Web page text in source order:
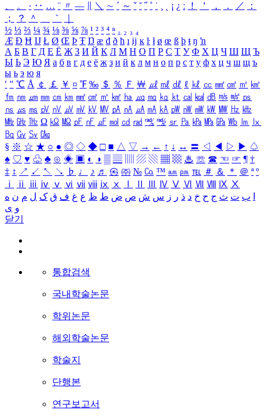
、
。 · ‥ … ¨ 〃 ― ＼ ∼ ´ ～ ˇ ˘ ˝ ˚ ˙ ¸ ¡ ¿ ː ！ ＇ ， ． ／
：
；
？ ＾ ｀
½ ⅓ ⅔ ¼ ¾ ⅛ ⅜ ⅝ ⅞ ¹ ² ³ ⁴ ⁿ ₁ ₂ ₃ ₄
Æ Ð Ħ Ĳ Ł Ø Œ Þ Ŧ Ŋ æ đ ð ħ ı ĳ ĸ ŀ ł ø œ ß þ ŧ ŋ ŉ
А Б В Г Д Е Ё Ж З И Й К Л М Н О П Р С Т У Ф Х Ц Ч Ш Щ Ъ
Ы Ь Э Ю Я а б в г д е ё ж з и й к л м н о п р с т у ф х ц ч ш щ ъ
ы ь э ю я
′ ″ ℃ Å ￠ ￡ ￥ ¤ ℉ ‰ ＄ ％ Ｆ ￦ ㎕ ㎖ ㎗ ℓ ㎘ ㏄ ㎣ ㎤ ㎥ ㎦
㎙ ㎚ ㎛ ㎜ ㎝ ㎞ ㎟ ㎠ ㎡ ㎢ ㏊ ㎍ ㎎ ㎏ ㏏ ㎈ ㎉ ㏈ ㎧ ㎨ ㎰
㎱ ㎲ ㎳ ㎴ ㎵ ㎶ ㎷ ㎸ ㎹ ㎀ ㎁ ㎂ ㎃ ㎄ ㎺ ㎻ ㎽ ㎾ ㎿ ㎐ ㎑
㎒ ㎓ ㎔ Ω ㏀ ㏁ ㎊ ㎋ ㎌ ㏖ ㏅ ㎭ ㎮ ㎯ ㏛ ㎩ ㎪ ㎫ ㎬ ㏝ ㏐
㏓
㏃ ㏉ ㏜ ㏆
§ ※ ☆ ★ ○ ● ◎ ◇ ◆ □ ■ △ ▽ → ← ↑ ↓ ↔ 〓 ◁ ◀ ▷ ▶ ♤
♠ ♡ ♥ ♧ ♣ ⊙ ◈ ▣ ◐ ◑ ▒ ▤ ▨ ▧ ▦ ▩ ♨ ☏ ☎ ☜ ☞ ¶ †
‡ ↕ ↗ ↙ ↖ ↘ ♭ ♩ ♪ ♬ ㉿ ㈜ № ㏇ ™ ㏂ ㏘ ℡ ＃ ＆ ＊ ＠ ª º
ⅰ
ⅱ ⅲ ⅳ ⅴ ⅵ ⅶ ⅷ ⅸ ⅹ Ⅳ Ⅴ Ⅵ Ⅶ Ⅷ Ⅸ Ⅹ
ب ت ث ج ح خ د ذ ر ز س ش ص ض ط ظ ع غ ف ق ک ل م ن ه
و ی
닫기
통합검색
국내학술논문
학위논문
해외학술논문
학술지
단행본
연구보고서